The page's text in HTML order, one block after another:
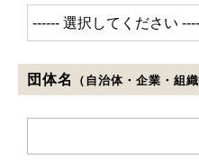
団体名 （自治体・企業・組織